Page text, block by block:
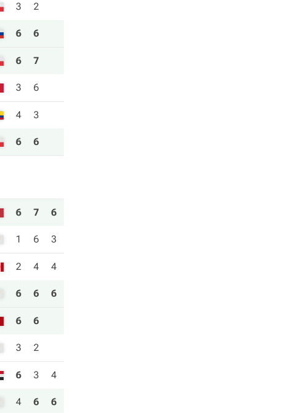
3 2
6 6
6 7
3 6
4 3
6 6
6 7 6
1 6 3
2 4 4
6 6 6
6 6
3 2
6 3 4
4 6 6